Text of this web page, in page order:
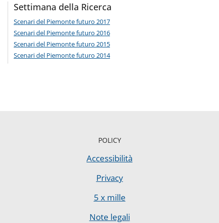
Settimana della Ricerca
Scenari del Piemonte futuro 2017
Scenari del Piemonte futuro 2016
Scenari del Piemonte futuro 2015
Scenari del Piemonte futuro 2014
POLICY
Accessibilità
Privacy
5 x mille
Note legali